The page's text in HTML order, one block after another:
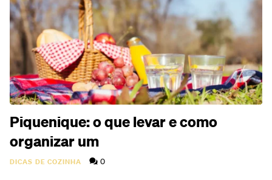
Piquenique: o que levar e como
organizar um
DICAS DE COZINHA 0